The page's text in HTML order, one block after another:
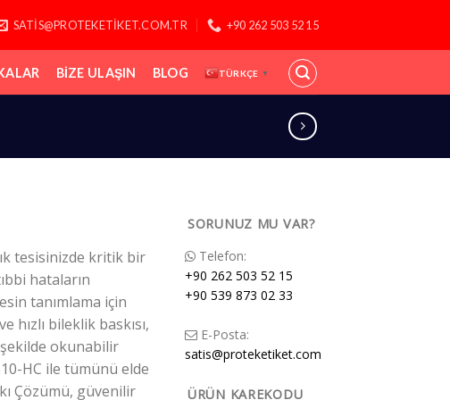
SATIS@PROTEKETIKET.COM.TR +90 262 503 52 15
BIZE ULAŞIN BLOG TÜRKÇE ▼
tesisinizde kritik bir
hataların
tanımlama için
bileklik baskısı,
okunabilir
HC ile tümünü elde
Çözümü, güvenilir
SORUNUZ MU VAR?
Telefon:
+90 262 503 52 15
+90 539 873 02 33
E-Posta:
satis@proteketiket.com
ÜRÜN KAREKODU